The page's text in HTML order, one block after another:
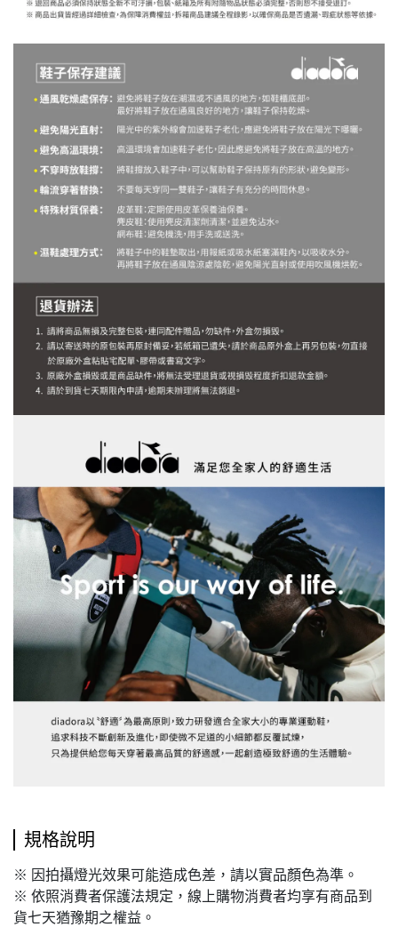
規格說明
※ 因拍攝燈光效果可能造成色差，請以實品顏色為準。
※ 依照消費者保護法規定，線上購物消費者均享有商品到
貨七天猶豫期之權益。